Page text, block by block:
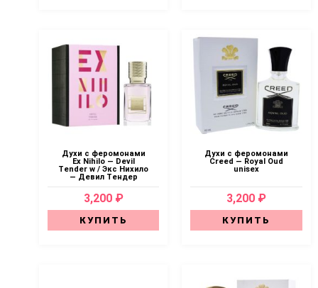
Духи с феромонами
Ex Nihilo — Devil
Tender w / Экс Нихило
— Девил Тендер
3,200 ₽
КУПИТЬ
Духи с феромонами
Creed — Royal Oud
unisex
3,200 ₽
КУПИТЬ